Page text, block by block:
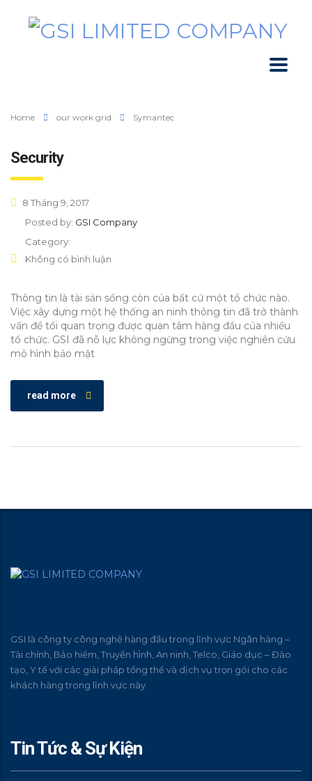
Home our work grid Symantec
Security
8 Tháng 9, 2017
Posted by: GSI Company
Category:
Không có bình luận
Thông tin là tài sản sống còn của bất cứ một tổ chức nào.
Việc xây dựng một hệ thống an ninh thông tin đã trở thành
vấn đề tối quan trọng được quan tâm hàng đầu của nhiều
tổ chức. GSI đã nỗ lực không ngừng trong việc nghiên cứu
mô hình bảo mật
read more
GSI là công ty công nghệ hàng đầu trong lĩnh vực Ngân hàng –
Tài chính, Bảo hiểm, Truyền hình, An ninh, Telco, Giáo dục – Đào
tạo, Y tế với các giải pháp tồng thể và dịch vụ trọn gói cho các
khách hàng trong lĩnh vực này.
Tin Tức & Sự Kiện